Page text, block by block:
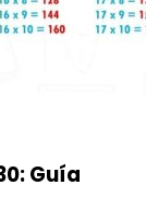
Guía